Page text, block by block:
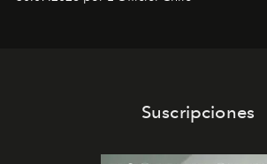
Suscripciones